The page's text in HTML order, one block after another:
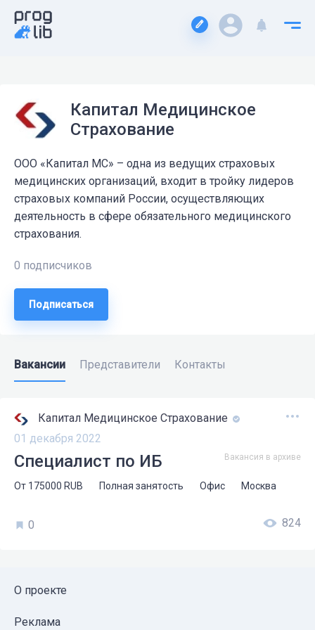
Капитал Медицинское
Страхование
ООО «Капитал МС» – одна из ведущих страховых
медицинских организаций, входит в тройку лидеров
страховых компаний России, осуществляющих
деятельность в сфере обязательного медицинского
страхования.
0 подписчиков
Подписаться
Вакансии Представители Контакты
Капитал Медицинское Страхование
01 декабря 2022
Специалист по ИБ Вакансия в архиве
От 175000 RUB Полная занятость Офис Москва
0 824
О проекте
Реклама